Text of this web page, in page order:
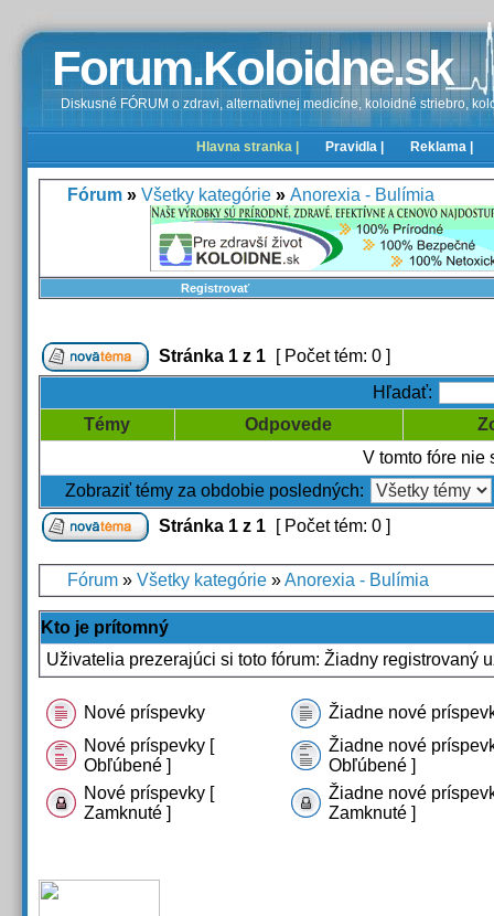
Forum.Koloidne.sk
Diskusné FÓRUM o zdravi, alternativnej medicíne, koloidné striebro,
Hlavna stranka | Pravidla | Reklama |
Fórum » Všetky kategórie » Anorexia - Bulímia
Registrovať
Stránka 1 z 1
[ Počet tém: 0 ]
Hľadať:
Témy
Odpovede
V tomto fóre nie
Zobraziť témy za obdobie posledných:
Stránka 1 z 1 [ Počet tém: 0 ]
Fórum » Všetky kategórie »Anorexia - Bulímia
Kto je prítomný
Uživatelia prezerajúci si toto fórum: Žiadny registrovaný
Nové príspevky
Žiadne nové
Nové príspevky [
Obľúbené ]
Žiadne nové
Obľúbené ]
Nové príspevky [
Zamknuté ]
Žiadne nové
Zamknuté ]